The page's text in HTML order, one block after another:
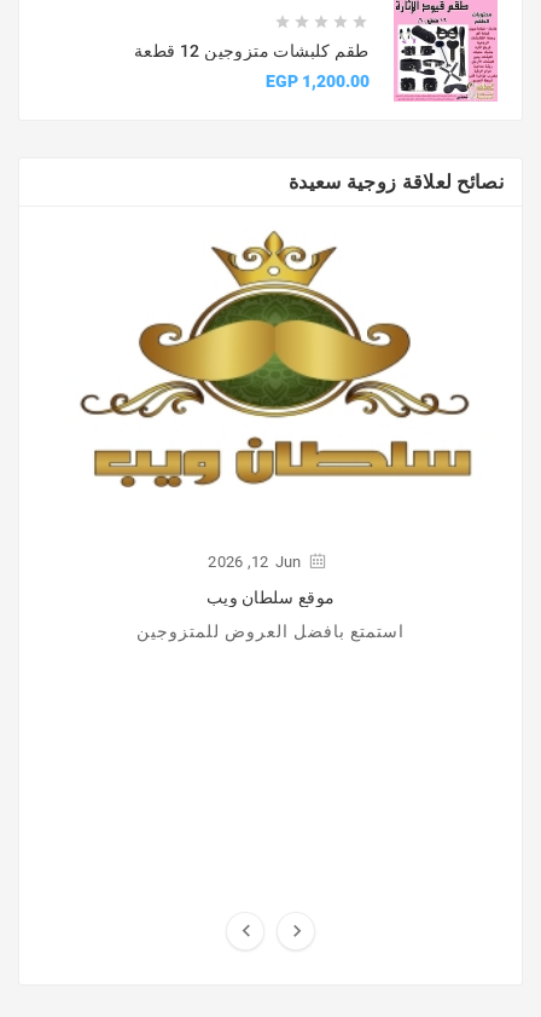





طقم كلبشات متزوجين 12 قطعة
1,200.00 EGP
نصائح لعلاقة زوجية سعيدة
Jun
12,
موقع سلطان ويب
استمتع بافضل العروض للمتزوجين
 